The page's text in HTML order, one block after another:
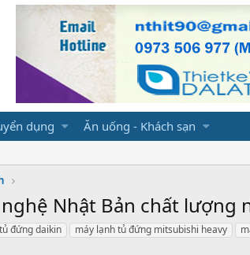
dụng Ăn uống - Khách sạn
Nhật Bản chất
đứng daikin máy lạnh tủ đứng mitsubishi heavy